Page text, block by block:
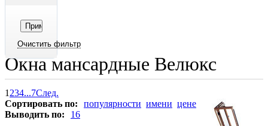
Окна мансардные Велюкс
1 234...7След.
Сортировать по:
популярности имени цене
Выводить по:
16